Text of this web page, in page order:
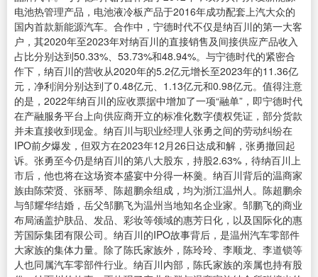
电池热管理产品，电池液冷板产品于2016年成功配套上汽大众的
国内首款新能源汽车。合作中，宁德时代不仅是纳百川的第一大客
户，其2020年至2023年对纳百川的直接销售及间接供应产品收入
占比分别达到50.33%、53.73%和48.94%。与宁德时代的紧密合
作下，纳百川的营收从2020年的5.2亿元增长至2023年的11.36亿
元，净利润分别达到了0.48亿元、1.13亿元和0.98亿元。值得注意
的是，2022年纳百川的应收票据中增加了一项“融单”，即宁德时代
在产融服务平台上向供应商开立的标准化数字债权凭证，部分货款
并未直接收到现金。纳百川与职业经理人张勇之间的劳动纠纷在
IPO前夕爆发，但双方在2023年12月26日达成和解，张勇撤回起
诉。张勇至今仍是纳百川的第八大股东，持股2.63%，待纳百川上
市后，他也将在这场资本盛宴中分得一杯羹。纳百川背后的温商家
族由陈荣贤、张丽琴、陈超鹏余组成，均为浙江温州人。陈超鹏余
与邹耀华结婚，岳父邹鹏飞为温州当地知名企业家。邹鹏飞的商业
布局涵盖护肤品、发品、彩妆等领域的惠芳日化，以及国际化的惠
芳国际集团有限公司。纳百川的IPO故事背后，是温州汽车零部件
大家族的集体力量。除了陈氏家族外，陈玲玲、李顺龙、李道锁等
人也同属汽车零部件行业。纳百川内部，陈氏家族的亲属也持有股